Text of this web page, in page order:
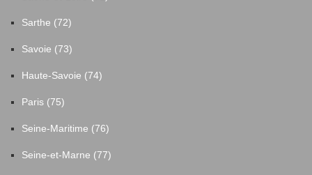
Sarthe (72)
Savoie (73)
Haute-Savoie (74)
Paris (75)
Seine-Maritime (76)
Seine-et-Marne (77)